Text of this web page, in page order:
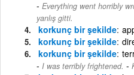
Everything went horribly
yanlış gitti.
korkunç bir şekilde
korkunç bir şekilde
korkunç bir şekilde
I was terribly frightened. -